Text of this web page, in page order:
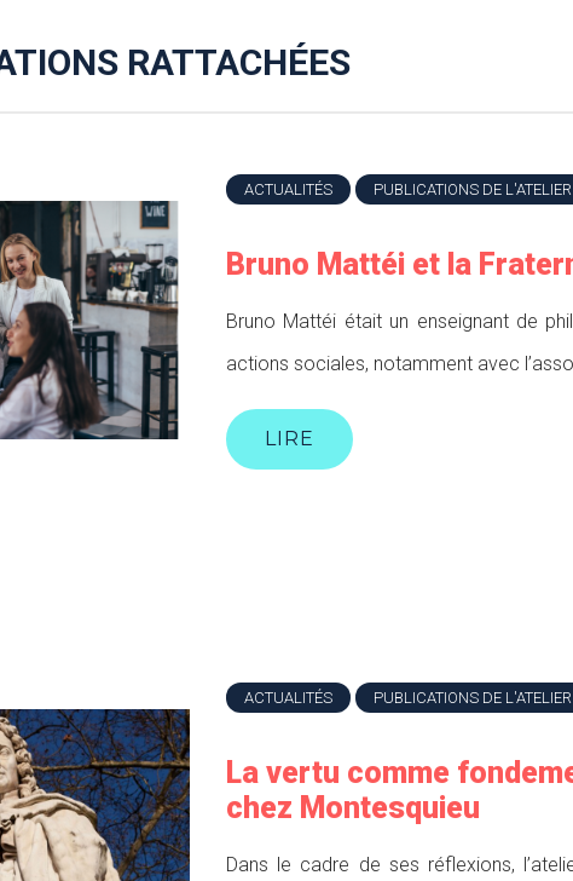
RATTACHÉES
ACTUALITÉS PUBLICATIONS DE
Bruno Mattéi et la
Bruno Mattéi était un enseignant de
actions sociales, notamment avec
LIRE
ACTUALITÉS PUBLICATIONS DE
La vertu comme
chez Montesquieu
Dans le cadre de ses réflexions,